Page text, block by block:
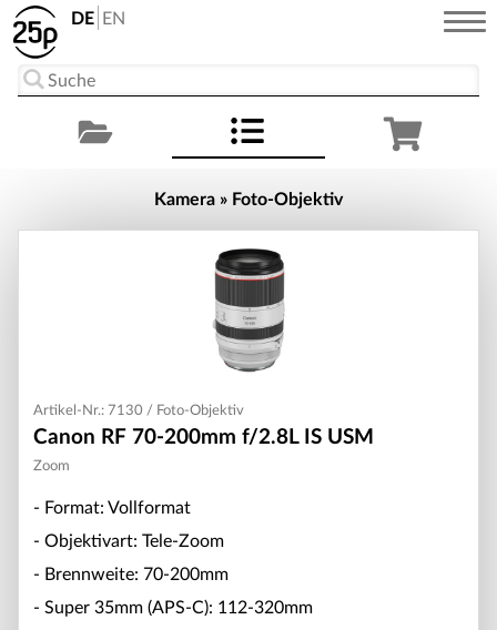
Kamera » Foto-Objektiv
Artikel-Nr.: 7130 / Foto-Objektiv
Canon RF 70-200mm f/2.8L IS USM
Zoom
- Format: Vollformat
- Objektivart: Tele-Zoom
- Brennweite: 70-200mm
- Super 35mm (APS-C): 112-320mm
DE EN